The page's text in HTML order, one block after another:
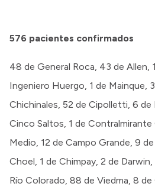
576 pacientes confirmados
48 de General Roca, 43 de Allen,
Ingeniero Huergo, 1 de Mainque,
Chichinales, 52 de Cipolletti, 6 de
Cinco Saltos, 1 de Contralmirante
Medio, 12 de Campo Grande, 9
Choel, 1 de Chimpay, 2 de
Río Colorado, 88 de Viedma, 8 de